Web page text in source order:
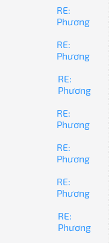
RE:
Phương
RE:
Phương
RE:
Phương
RE:
Phương
RE:
Phương
RE:
Phương
RE:
Phương